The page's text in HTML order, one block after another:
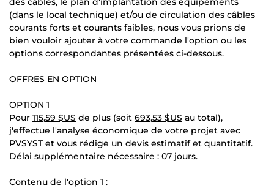
(dans le local technique) et/ou de circulation des câbles
courants forts et courants faibles, nous vous prions de
bien vouloir ajouter à votre commande l'option ou les
options correspondantes présentées ci-dessous.
OFFRES EN OPTION
OPTION 1
Pour 115,59 $US de plus (soit 693,53 $US au total),
j'effectue l'analyse économique de votre projet avec
PVSYST et vous rédige un devis estimatif et quantitatif.
Délai supplémentaire nécessaire : 07 jours.
Contenu de l'option 1 :